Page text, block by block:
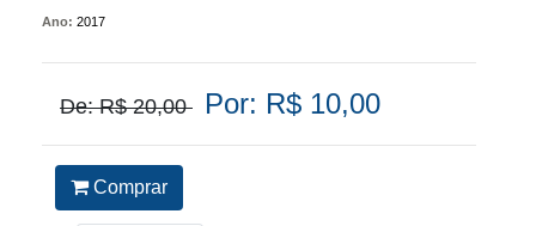
Ano: 2017
De: R$ 20,00 Por: R$ 10,00
Comprar